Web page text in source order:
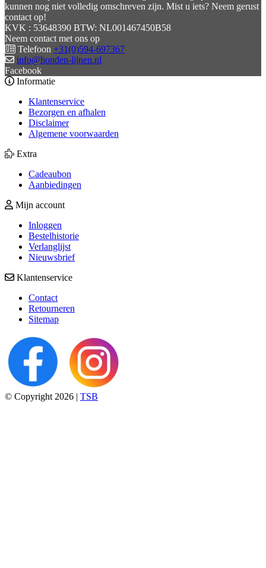
kunnen nog niet volledig omschreven zijn. Mist u iets? Neem gerust
contact op!
KVK : 53648390 BTW: NL001467450B58
Neem contact met ons op
Telefoon +31(0)594-697367
info@honden-lijnen.nl
Facebook
Informatie
Klantenservice
Bezorgen en afhalen
Disclaimer
Algemene voorwaarden
Extra
Cadeaubon
Aanbiedingen
Mijn account
Inloggen
Bestelhistorie
Verlanglijst
Nieuwsbrief
Klantenservice
Contact
Retourneren
Sitemap
© Copyright 2026 | TSB